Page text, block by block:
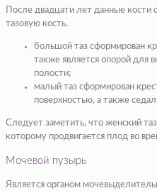
После двадцати лет данные
тазовую кость.
большой таз сформирован
также является опорой для
полости;
малый таз сформирован
поверхностью, а также
Следует заметить, что женский
которому продвигается плод во
Мочевой пузырь
Является органом